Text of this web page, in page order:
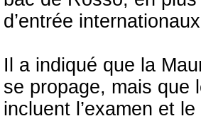
d’entrée
Il a indiqué que la
se propage, mais que
incluent l’examen et